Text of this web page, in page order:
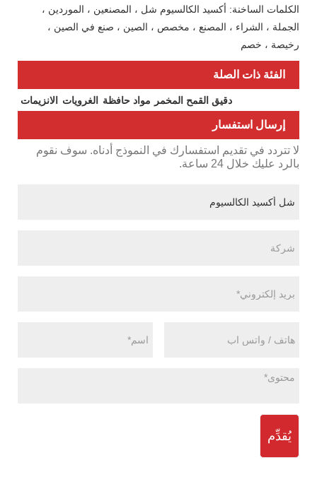
الكلمات الساخنة: أكسيد الكالسيوم شل ، المصنعين ، الموردين ،
الجملة ، الشراء ، المصنع ، مخصص ، الصين ، صنع في الصين ،
رخيصة ، خصم
الفئة ذات الصلة
الانزيمات الغرويات مواد حافظة دقيق القمح المخمر
إرسال استفسار
لا تتردد في تقديم استفسارك في النموذج أدناه. سوف نقوم
بالرد عليك خلال 24 ساعة.
يُقدِّم